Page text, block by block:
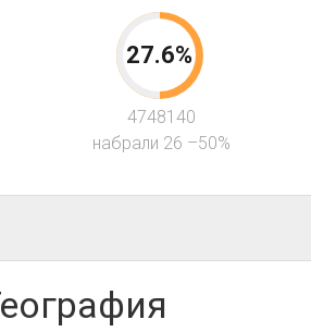
27.6%
4748140
набрали 26 –50%